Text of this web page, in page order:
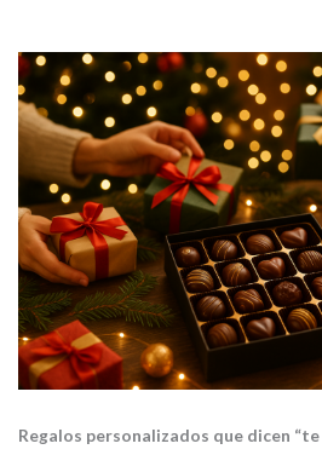
Regalos personalizados que dicen